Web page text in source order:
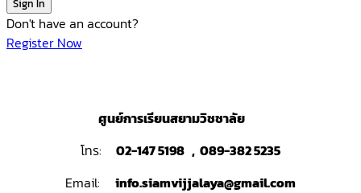
Sign In
Don't have an account?
Register Now
ศูนย์การเรียนสยามวิชชาลัย
โทร:
02-147 5198 , 089-382 5235
Email:
info.siamvijjalaya@gmail.com